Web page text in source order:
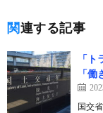
関連する記事
「
「
国交